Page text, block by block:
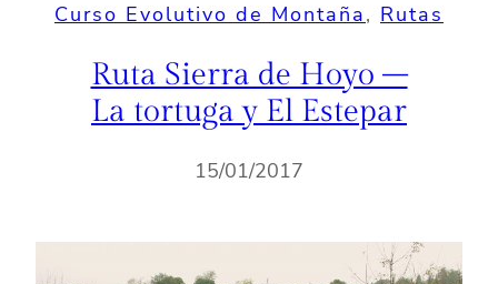
Curso Evolutivo de Montaña, Rutas
Ruta Sierra de Hoyo –
La tortuga y El Estepar
15/01/2017